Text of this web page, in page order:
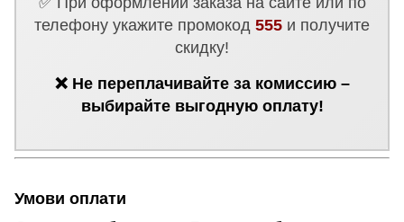
телефону укажите промокод 555 и получите
скидку!
❌ Не переплачивайте за комиссию –
выбирайте выгодную оплату!
Умови оплати